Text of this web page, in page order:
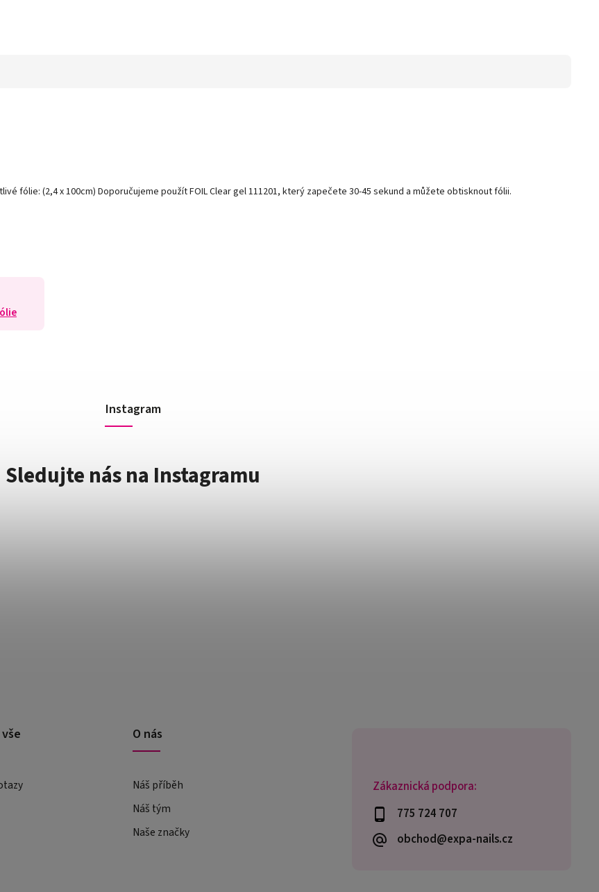
fólie: (2,4 x 100cm) Doporučujeme použít FOIL Clear gel 111201, který zapečete 30-45 sekund a můžete obtisknout fólii.
Zákaznická podpora:
775 724 707
obchod@expa-nails.cz
Instagram
Sledujte nás na Instagramu
O nás
Náš příběh
Náš tým
Naše značky